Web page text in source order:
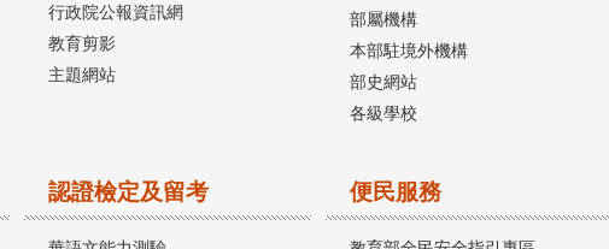
行政院公報資訊網
教育剪影
主題網站
部屬機構
本部駐境外機構
部史網站
各級學校
認證檢定及留考 便民服務